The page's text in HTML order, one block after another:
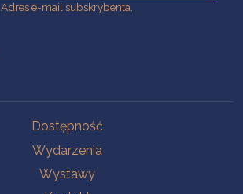
Adres e-mail subskrybenta.
Dostępność
Wydarzenia
Wystawy